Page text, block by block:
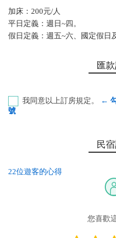
加床：200元/人
平日定義：週日~四。
假日定義：週五~六、國定假日
匯
我同意以上訂房規定。
←
號
恆春鎮農會 代號：620 帳號
您也可以利用這幾個常用的網路
民
22位遊客的心得
您喜歡